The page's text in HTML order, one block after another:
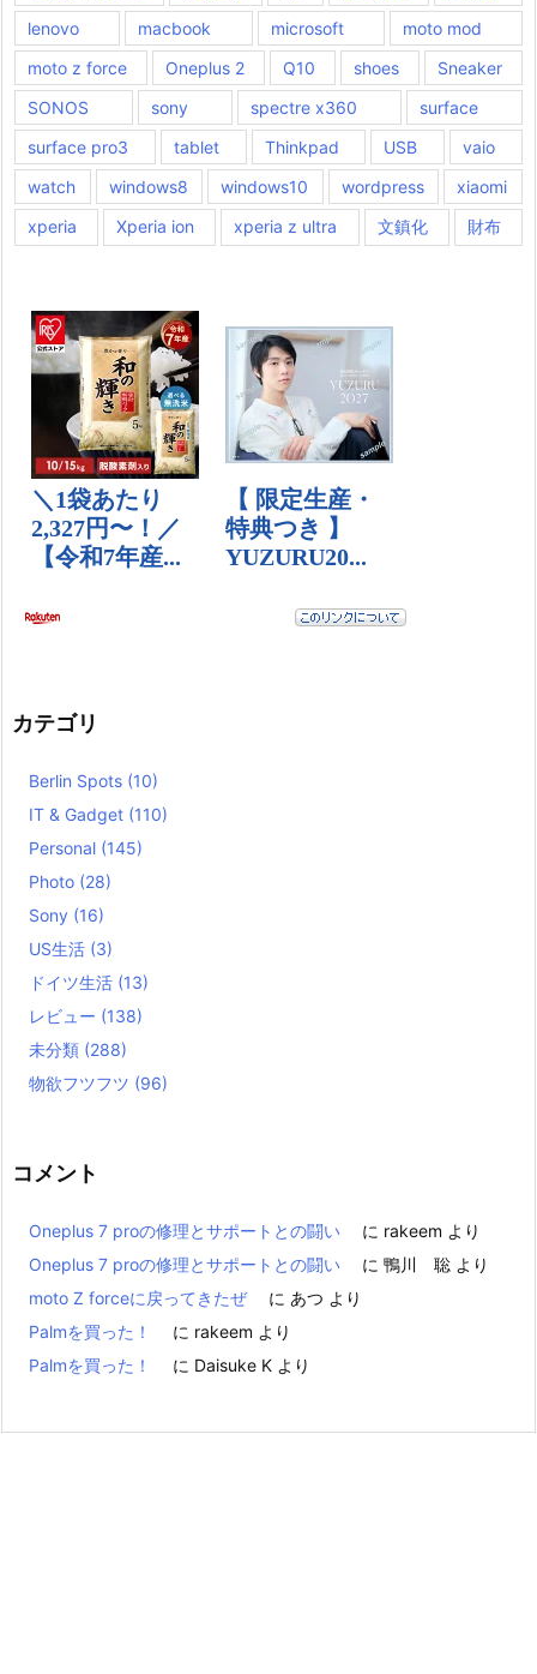
lenovo
macbook microsoft
moto mod
moto z force
Oneplus 2 Q10 shoes
Sneaker
SONOS
sony spectre x360
surface
surface pro3
tablet Thinkpad USB
vaio
watch
windows8 windows10 wordpress
xiaomi
xperia
Xperia ion xperia z ultra 文鎮化 財布
カテゴリ
Berlin Spots (10)
IT & Gadget (110)
Personal (145)
Photo (28)
Sony (16)
US生活 (3)
ドイツ生活 (13)
レビュー (138)
未分類 (288)
物欲フツフツ (96)
コメント
Oneplus 7 proの修理とサポートとの闘い に rakeem より
Oneplus 7 proの修理とサポートとの闘い
に 鴨川 聡 より
moto Z forceに戻ってきたぜ
に あつ より
Palmを買った！
に rakeem より
Palmを買った！
に Daisuke K より